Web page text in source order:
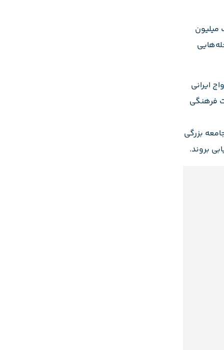
میلیون
ایرانی
فرهنگی
بزرگی
بروند.